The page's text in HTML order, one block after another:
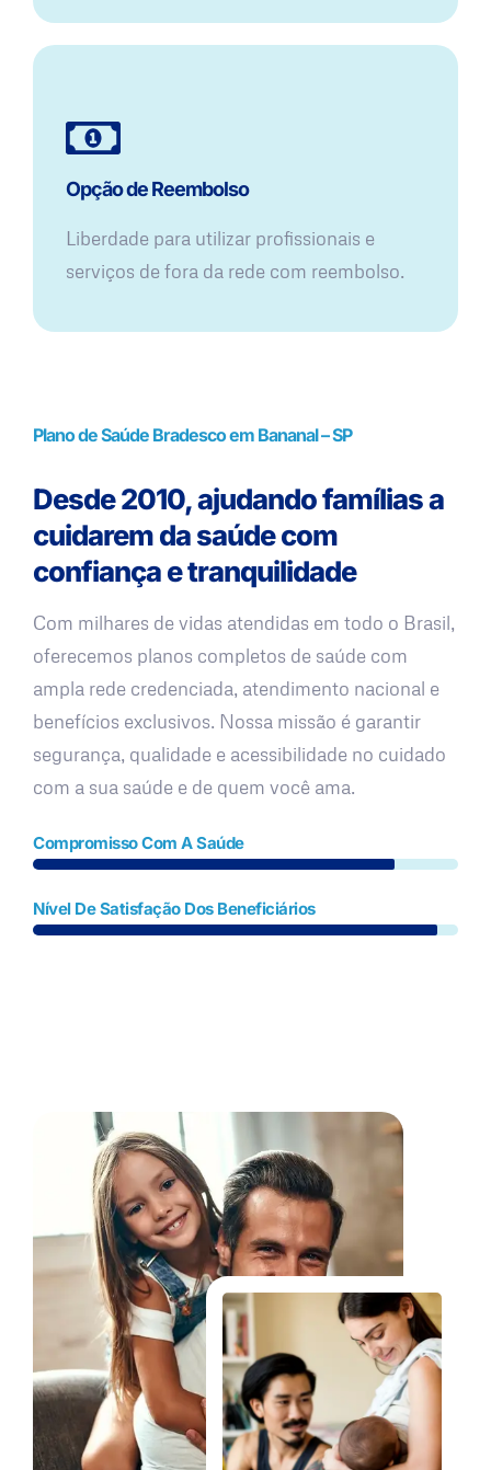
Opção de Reembolso
Liberdade para utilizar profissionais e
serviços de fora da rede com reembolso.
Plano de Saúde Bradesco em Bananal – SP
Desde 2010, ajudando famílias a
cuidarem da saúde com
confiança e tranquilidade
Com milhares de vidas atendidas em todo o Brasil,
oferecemos planos completos de saúde com
ampla rede credenciada, atendimento nacional e
benefícios exclusivos. Nossa missão é garantir
segurança, qualidade e acessibilidade no cuidado
com a sua saúde e de quem você ama.
Compromisso Com A Saúde
Nível De Satisfação Dos Beneficiários